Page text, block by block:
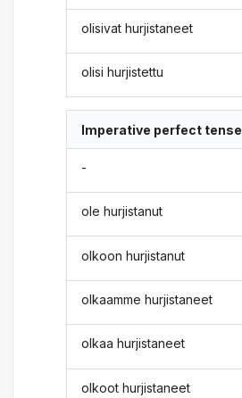
olisivat hurjistaneet
olisi hurjistettu
Imperative perfect tense
-
ole hurjistanut
olkoon hurjistanut
olkaamme hurjistaneet
olkaa hurjistaneet
olkoot hurjistaneet